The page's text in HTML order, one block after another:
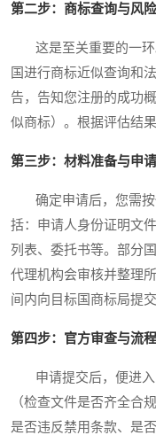
第二步：商标查询与风
这是至关重要的一环
国进行商标近似查询和
告，告知您注册的成功
似商标）。根据评估结
第三步：材料准备与申
确定申请后，您需按
括：申请人身份证明文
列表、委托书等。部分
代理机构会审核并整理
间内向目标国商标局提
第四步：官方审查与流
申请提交后，便进入
（检查文件是否齐全合
是否违反禁用条款、是